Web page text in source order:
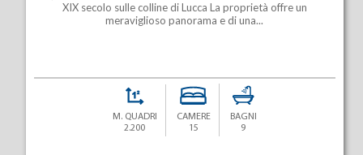
XIX secolo sulle colline di Lucca La proprietà offre un
meraviglioso panorama e di una...
M. QUADRI
2.200
CAMERE
15
BAGNI
9